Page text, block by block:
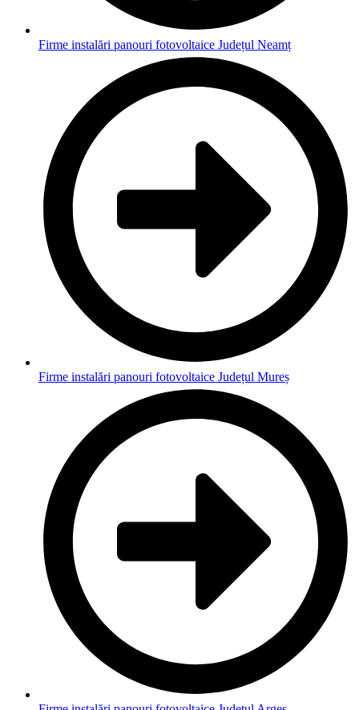
Firme instalări panouri fotovoltaice Județul Neamț
Firme instalări panouri fotovoltaice Județul Mureș